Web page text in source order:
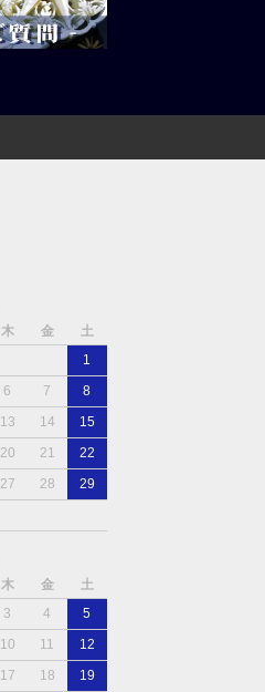
木 金
土
1
6 7
8
13 14
15
20 21
22
27 28
29
木 金
土
3 4
5
10 11
12
17 18
19